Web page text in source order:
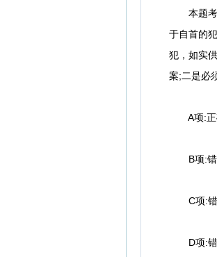
本题考
于自首的
犯，如实
案;二是必
A项:正确
B项:错误
C项:错误
D项:错